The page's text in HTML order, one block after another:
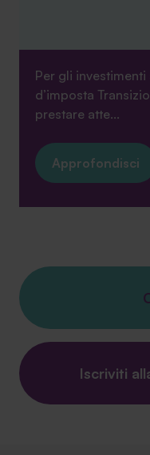
Per gli
d’imposta
prestare atte...
Approfondisci
Iscriviti